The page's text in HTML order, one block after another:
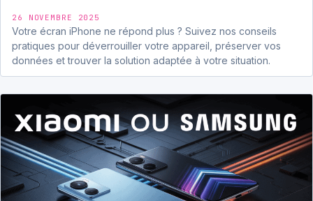
26 NOVEMBRE 2025
Votre écran iPhone ne répond plus ? Suivez nos conseils
pratiques pour déverrouiller votre appareil, préserver vos
données et trouver la solution adaptée à votre situation.